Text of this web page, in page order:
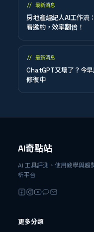
// 最新消息
房地產經紀人AI工作流
看邀約，效率翻倍！
// 最新消息
ChatGPT又壞了？今
修復中
AI奇點站
AI 工具評測、使用教學與趨
析平台
更多分類